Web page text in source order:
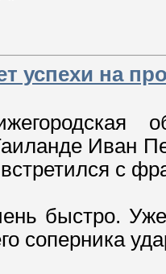
успехи на
Иван
с
быстро.
соперника